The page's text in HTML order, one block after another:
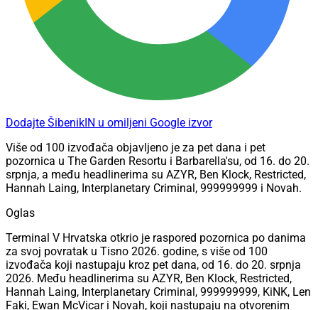
Dodajte ŠibenikIN u omiljeni Google izvor
Više od 100 izvođača objavljeno je za pet dana i pet
pozornica u The Garden Resortu i Barbarella'su, od 16. do 20.
srpnja, a među headlinerima su AZYR, Ben Klock, Restricted,
Hannah Laing, Interplanetary Criminal, 999999999 i Novah.
Oglas
Terminal V Hrvatska otkrio je raspored pozornica po danima
za svoj povratak u Tisno 2026. godine, s više od 100
izvođača koji nastupaju kroz pet dana, od 16. do 20. srpnja
2026. Među headlinerima su AZYR, Ben Klock, Restricted,
Hannah Laing, Interplanetary Criminal, 999999999, KiNK, Len
Faki, Ewan McVicar i Novah, koji nastupaju na otvorenim